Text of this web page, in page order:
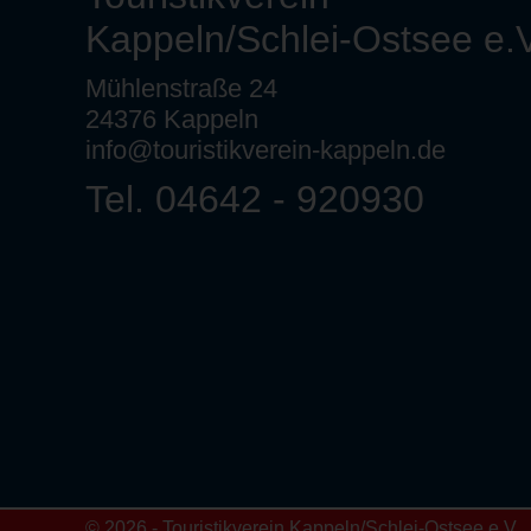
Kappeln/Schlei-Ostsee
Mühlenstraße 24
24376 Kappeln
info@touristikverein-kappeln.de
Tel. 04642 - 920930